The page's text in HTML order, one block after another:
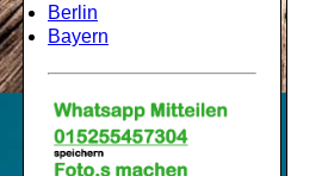
Berlin
Bayern